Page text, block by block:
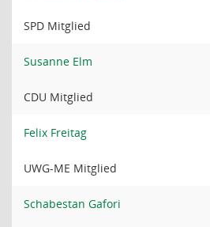
SPD Mitglied
Susanne Elm
CDU Mitglied
Felix Freitag
UWG-ME Mitglied
Schabestan Gafori